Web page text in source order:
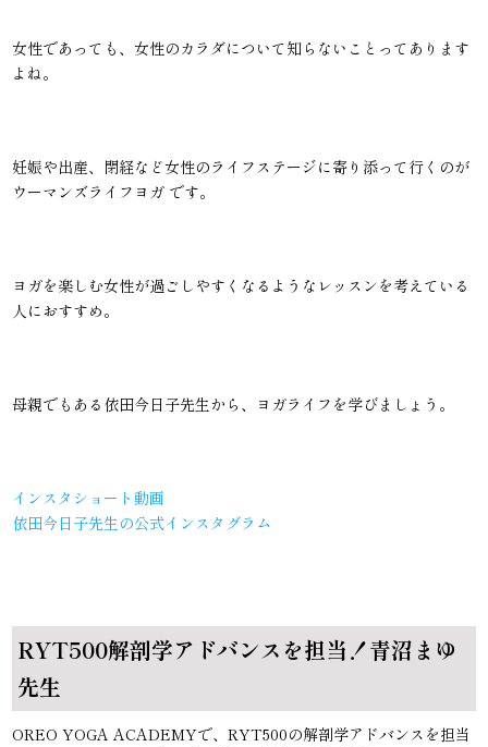
女性であっても、女性のカラダについて知らないことってあります
よね。
妊娠や出産、閉経など女性のライフステージに寄り添って行くのが
ウーマンズライフヨガ です。
ヨガを楽しむ女性が過ごしやすくなるようなレッスンを考えている
人におすすめ。
母親でもある依田今日子先生から、ヨガライフを学びましょう。
インスタショート動画
依田今日子先生の公式インスタグラム
RYT500解剖学アドバンスを担当！青沼まゆ
先生
OREO YOGA ACADEMYで、RYT500の解剖学アドバンスを担当